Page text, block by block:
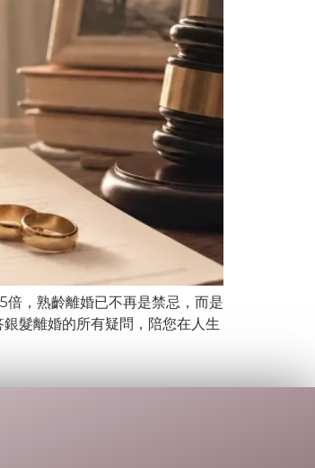
，熟齡離婚已不再是禁忌，而是
髮離婚的所有疑問，陪您在人生